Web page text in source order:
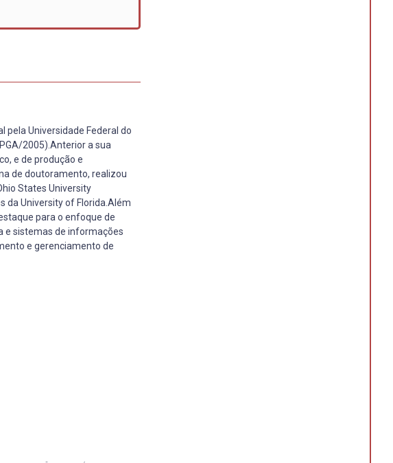
pela Universidade Federal do
2005).Anterior a sua
e de produção e
de doutoramento, realizou
States University
da University of Florida.Além
para o enfoque de
e sistemas de informações
e gerenciamento de